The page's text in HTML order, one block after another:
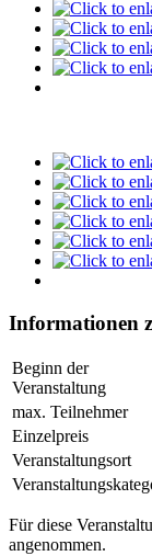
Informationen
Beginn der
Veranstaltung
max. Teilnehmer
Einzelpreis
Veranstaltungsort
Für diese
angenommen.